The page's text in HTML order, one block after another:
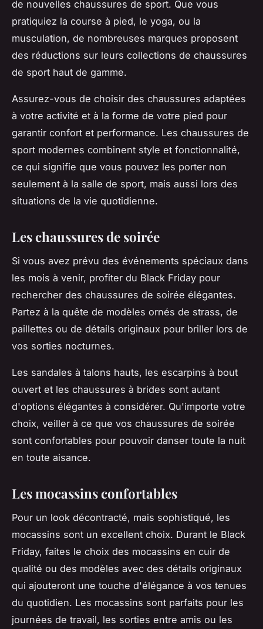
de nouvelles chaussures de sport. Que vous
pratiquiez la course à pied, le yoga, ou la
musculation, de nombreuses marques proposent
des réductions sur leurs collections de chaussures
de sport haut de gamme.
Assurez-vous de choisir des chaussures adaptées
à votre activité et à la forme de votre pied pour
garantir confort et performance. Les chaussures de
sport modernes combinent style et fonctionnalité,
ce qui signifie que vous pouvez les porter non
seulement à la salle de sport, mais aussi lors des
situations de la vie quotidienne.
Les chaussures de soirée
Si vous avez prévu des événements spéciaux dans
les mois à venir, profiter du Black Friday pour
rechercher des chaussures de soirée élégantes.
Partez à la quête de modèles ornés de strass, de
paillettes ou de détails originaux pour briller lors de
vos sorties nocturnes.
Les sandales à talons hauts, les escarpins à bout
ouvert et les chaussures à brides sont autant
d'options élégantes à considérer. Qu'importe votre
choix, veiller à ce que vos chaussures de soirée
sont confortables pour pouvoir danser toute la nuit
en toute aisance.
Les mocassins confortables
Pour un look décontracté, mais sophistiqué, les
mocassins sont un excellent choix. Durant le Black
Friday, faites le choix des mocassins en cuir de
qualité ou des modèles avec des détails originaux
qui ajouteront une touche d'élégance à vos tenues
du quotidien. Les mocassins sont parfaits pour les
journées de travail, les sorties entre amis ou les